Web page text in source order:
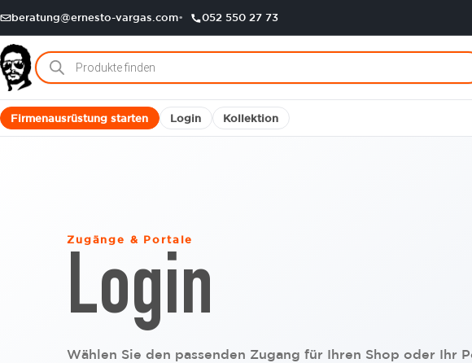
beratung@ernesto-vargas.com 052 550 27 73
Products
search
Firmenausrüstung starten Login Kollektion
Zugänge & Portale
Login
Wählen Sie den passenden Zugang für Ihren Shop oder Ihr